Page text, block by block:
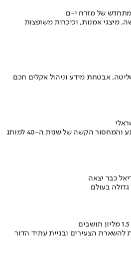
של מזרח י-ם
מיצגי אמנות, וכיכרות משופצות
אבטחת מידע וניהול אקלים חכם
איך אסם הפכה את תקופת הצנע והמחסור הקשה של שנות ה-40 למותג
כבר יצאה
בעולם
להשארת הצעירים ובניית עתיד הדור